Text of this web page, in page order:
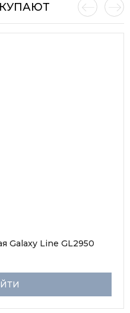
Galaxy Line GL2950